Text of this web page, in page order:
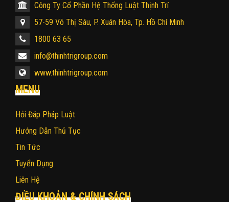
Công Ty Cổ Phần Hệ Thống Luật Thịnh Trí
57-59 Võ Thị Sáu, P. Xuân Hòa, Tp. Hồ Chí Minh
1800 63 65
info@thinhtrigroup.com
www.thinhtrigroup.com
MENU
Hỏi Đáp Pháp Luật
Hướng Dẫn Thủ Tục
Tin Tức
Tuyển Dụng
Liên Hệ
ĐIỀU KHOẢN & CHÍNH SÁCH